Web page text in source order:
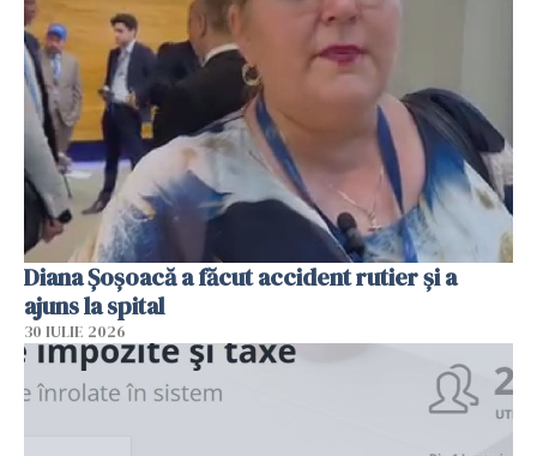
Diana Șoșoacă a făcut accident rutier și a
ajuns la spital
30 IULIE 2026